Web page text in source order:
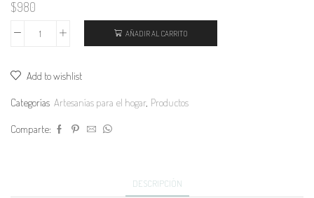
$980
Bandeja
AÑADIR AL CARRITO
Add to wishlist
Categorías Artesanías para el hogar, Productos
Comparte:
DESCRIPCIÓN